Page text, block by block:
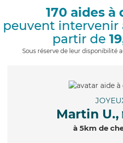
170 aides à
peuvent intervenir
partir de
Sous réserve de leur disponibilité
Martin U.,
à 5km de